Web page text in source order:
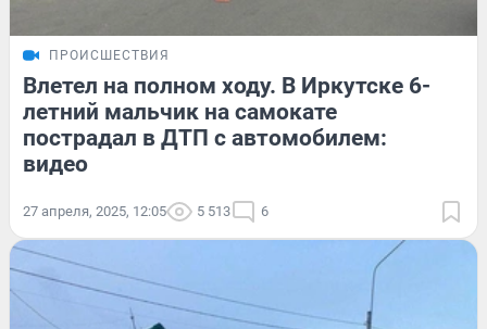
ПРОИСШЕСТВИЯ
Влетел на полном ходу. В Иркутске 6-
летний мальчик на самокате
пострадал в ДТП с автомобилем:
видео
27 апреля, 2025, 12:05 5 513 6